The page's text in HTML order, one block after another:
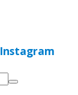
Instagram